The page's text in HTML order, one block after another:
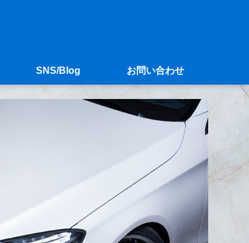
SNS/Blog お問い合わせ